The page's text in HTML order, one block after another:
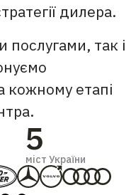
дилера.
так і
кожному етапі
5
міст України